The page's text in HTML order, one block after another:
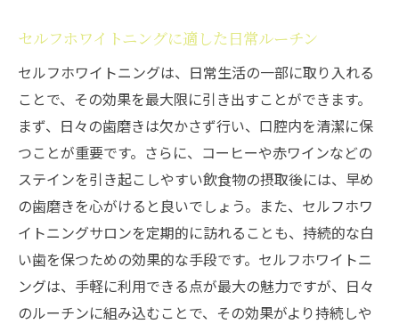
セルフホワイトニングに適した日常ルーチン
セルフホワイトニングは、日常生活の一部に取り入れる
ことで、その効果を最大限に引き出すことができます。
まず、日々の歯磨きは欠かさず行い、口腔内を清潔に保
つことが重要です。さらに、コーヒーや赤ワインなどの
ステインを引き起こしやすい飲食物の摂取後には、早め
の歯磨きを心がけると良いでしょう。また、セルフホワ
イトニングサロンを定期的に訪れることも、持続的な白
い歯を保つための効果的な手段です。セルフホワイトニ
ングは、手軽に利用できる点が最大の魅力ですが、日々
のルーチンに組み込むことで、その効果がより持続しや